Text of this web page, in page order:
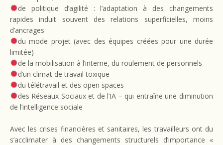
de politique d’agilité : l’adaptation à des changements
rapides induit souvent des relations superficielles, moins
d’ancrages
du mode projet (avec des équipes créées pour une durée
limitée)
de la mobilisation à l’interne, du roulement de personnels
d’un climat de travail toxique
du télétravail et des open spaces
des Réseaux Sociaux et de l’IA – qui entraîne une diminution
de l’intelligence sociale
Avec les crises financières et sanitaires, les travailleurs ont du
s’acclimater à des changements structurels d’importance «